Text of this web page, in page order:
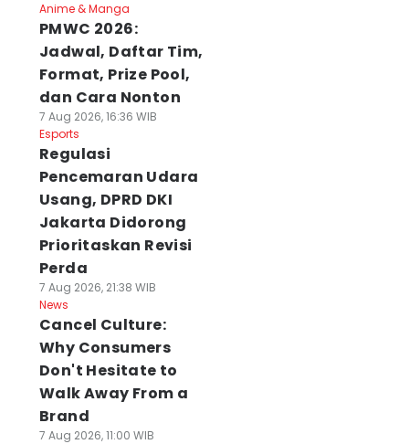
Anime & Manga
PMWC 2026:
Jadwal, Daftar Tim,
Format, Prize Pool,
dan Cara Nonton
7 Aug 2026, 16:36 WIB
Esports
Regulasi
Pencemaran Udara
Usang, DPRD DKI
Jakarta Didorong
Prioritaskan Revisi
Perda
7 Aug 2026, 21:38 WIB
News
Cancel Culture:
Why Consumers
Don't Hesitate to
Walk Away From a
Brand
7 Aug 2026, 11:00 WIB